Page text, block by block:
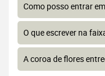
Como posso entrar
O que escrever na
A coroa de flores